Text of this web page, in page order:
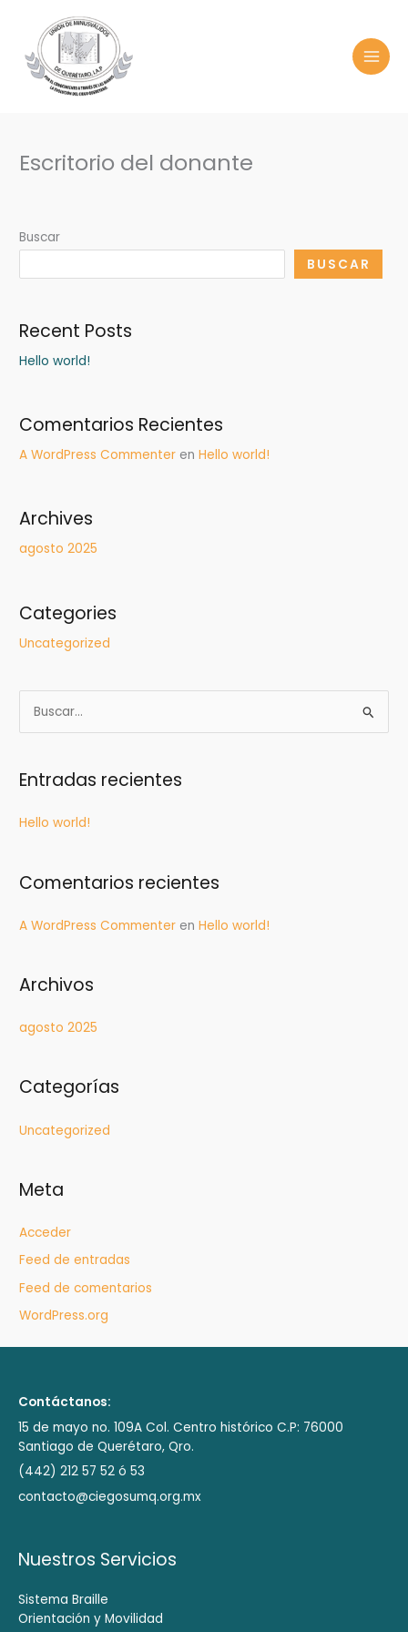
contenido
Escritorio del donante
Buscar
BUSCAR
Recent Posts
Hello world!
Comentarios Recientes
A WordPress Commenter enHello world!
Archives
agosto 2025
Categories
Uncategorized
u
c
o
:
Entradas recientes
Hello world!
Comentarios recientes
A WordPress Commenter enHello world!
Archivos
agosto 2025
Categorías
Uncategorized
Meta
Acceder
Feed de entradas
Feed de comentarios
WordPress.org
Contáctanos:
15 de mayo no. 109A Col. Centro histórico C.P: 76000
Santiago de Querétaro, Qro.
(442) 212 57 52 ó 53
contacto@ciegosumq.org.mx
Nuestros Servicios
Sistema Braille
Orientación y Movilidad